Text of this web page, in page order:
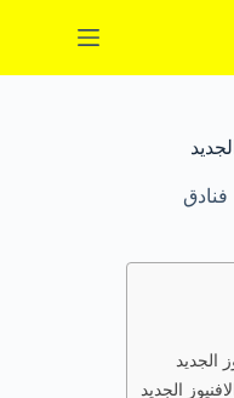
فنادق
الجديد
الجديد